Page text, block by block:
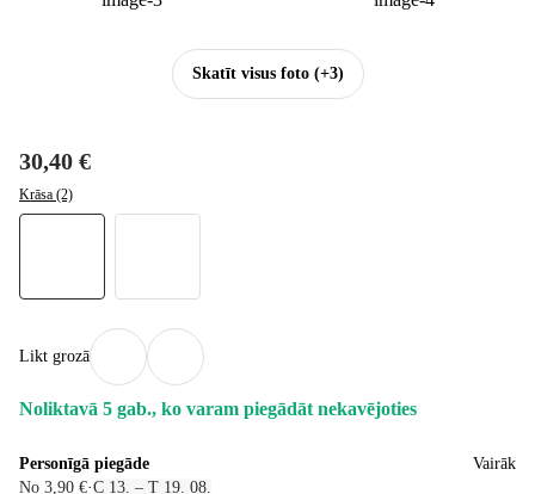
Skatīt visus foto(+3)
30,40 €
Krāsa (2)
Likt grozā
Noliktavā 5 gab., ko varam piegādāt nekavējoties
Personīgā piegāde
No 3,90 €·C 13. – T 19. 08.
Vairāk